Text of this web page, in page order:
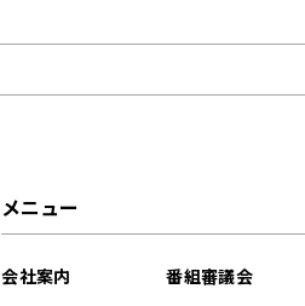
2025年02月
2025年01月
メニュー
会社案内 番組審議会